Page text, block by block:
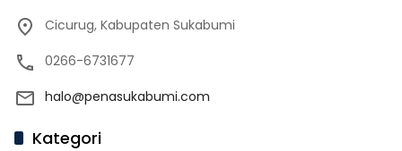
Cicurug, Kabupaten Sukabumi
0266-6731677
halo@penasukabumi.com
Kategori